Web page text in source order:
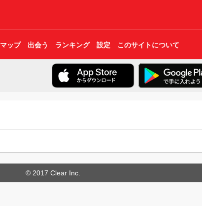
マップ 出会う ランキング 設定 このサイトについて
© 2017 Clear Inc.